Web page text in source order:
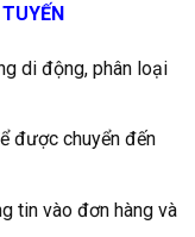
di động, phân loại
được chuyển đến
tin vào đơn hàng và